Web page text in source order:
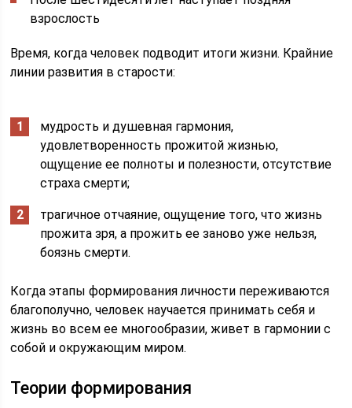
взрослость
Время, когда человек подводит итоги жизни. Крайние
линии развития в старости:
мудрость и душевная гармония,
удовлетворенность прожитой жизнью,
ощущение ее полноты и полезности, отсутствие
страха смерти;
трагичное отчаяние, ощущение того, что жизнь
прожита зря, а прожить ее заново уже нельзя,
боязнь смерти.
Когда этапы формирования личности переживаются
благополучно, человек научается принимать себя и
жизнь во всем ее многообразии, живет в гармонии с
собой и окружающим миром.
Теории формирования